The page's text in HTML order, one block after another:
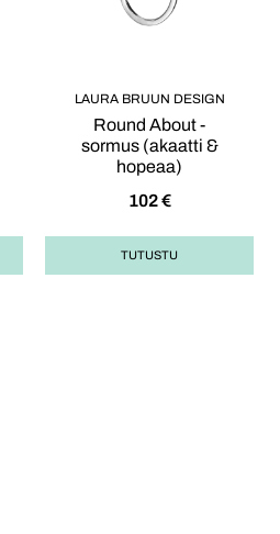
LAURA BRUUN DESIGN
Round About -
sormus (akaatti &
hopeaa)
102€
TUTUSTU